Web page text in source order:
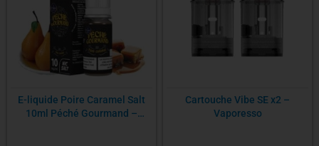
E-liquide Poire Caramel Salt
10ml Péché Gourmand –
Cartouche Vibe SE x2 –
Vaporesso